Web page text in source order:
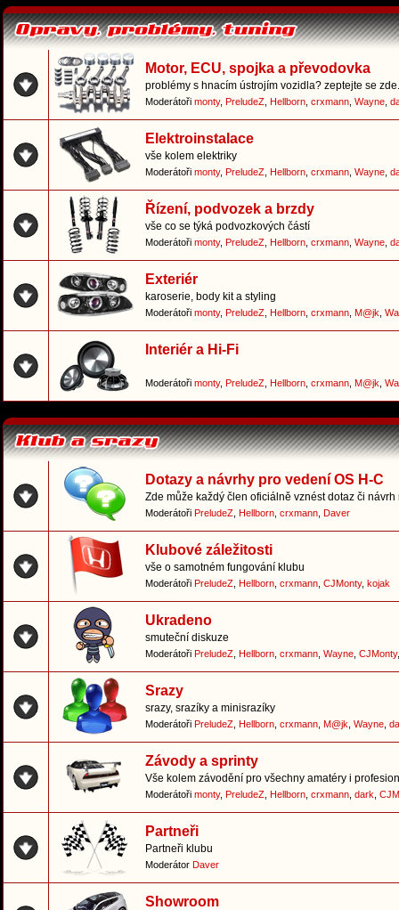
Motor, ECU, spojka a převodovka
problémy s hnacím ústrojím vozidla? zeptejte se
Moderátoři monty, PreludeZ Hellborn crxmann Wayne
Elektroinstalace
vše kolem elektriky
Moderátoři monty, PreludeZ Hellborn crxmann Wayne
Řízení, podvozek a brzdy
vše co se týká podvozkových částí
Moderátoři monty, PreludeZ Hellborn crxmann Wayne
Exteriér
karoserie, body kit a styling
Moderátoři monty, PreludeZ Hellborn crxmann M@jk
Interiér a Hi-Fi
Moderátoři monty, PreludeZ Hellborn crxmann M@jk
Dotazy a návrhy pro vedení OS H-C
Zde může každý člen oficiálně vznést dotaz či
Moderátoři PreludeZ Hellborn crxmann Daver
Klubové záležitosti
vše o samotném fungování klubu
Moderátoři PreludeZ Hellborn crxmann CJMonty, kojak
Ukradeno
smuteční diskuze
Moderátoři PreludeZ Hellborn crxmann Wayne CJMonty
Srazy
srazy, srazíky a minisrazíky
Moderátoři PreludeZ Hellborn crxmann M@jk Wayne
Závody a sprinty
Vše kolem závodění pro všechny amatéry i
Moderátoři monty, PreludeZ Hellborn crxmann dark
Partneři
Partneři klubu
Moderátor Daver
Showroom